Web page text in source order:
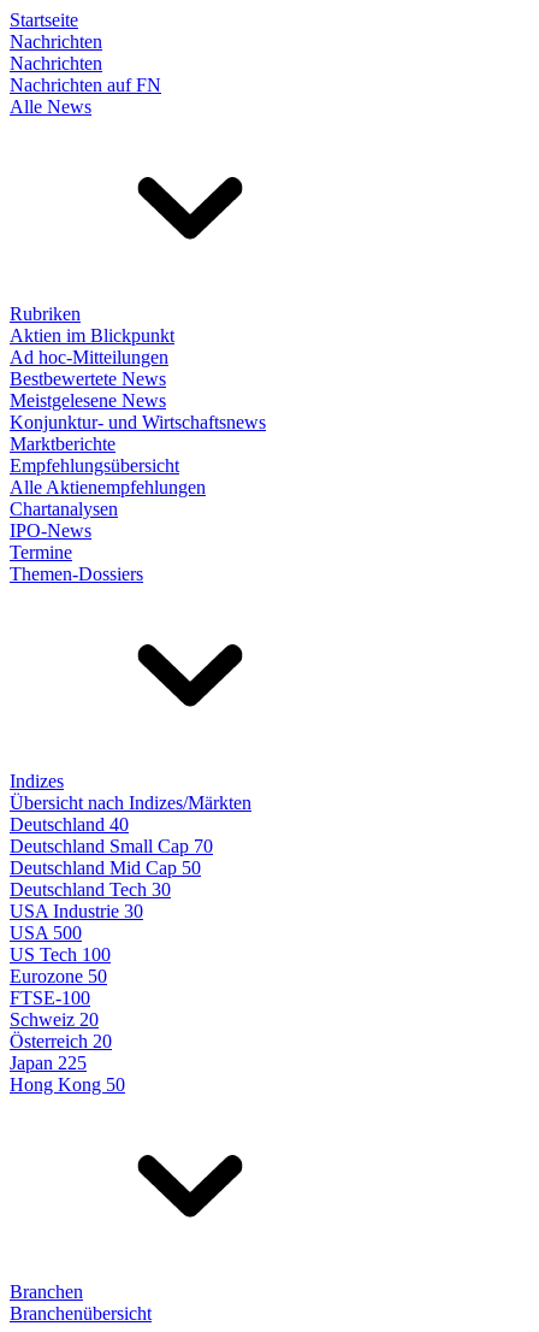
Startseite
Nachrichten
Nachrichten
Nachrichten auf FN
Alle News
Rubriken
Aktien im Blickpunkt
Ad hoc-Mitteilungen
Bestbewertete News
Meistgelesene News
Konjunktur- und Wirtschaftsnews
Marktberichte
Empfehlungsübersicht
Alle Aktienempfehlungen
Chartanalysen
IPO-News
Termine
Themen-Dossiers
Indizes
Übersicht nach Indizes/Märkten
Deutschland 40
Deutschland Small Cap 70
Deutschland Mid Cap 50
Deutschland Tech 30
USA Industrie 30
USA 500
US Tech 100
Eurozone 50
FTSE-100
Schweiz 20
Österreich 20
Japan 225
Hong Kong 50
Branchen
Branchenübersicht